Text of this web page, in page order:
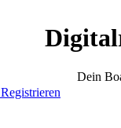
Dein
Registrieren